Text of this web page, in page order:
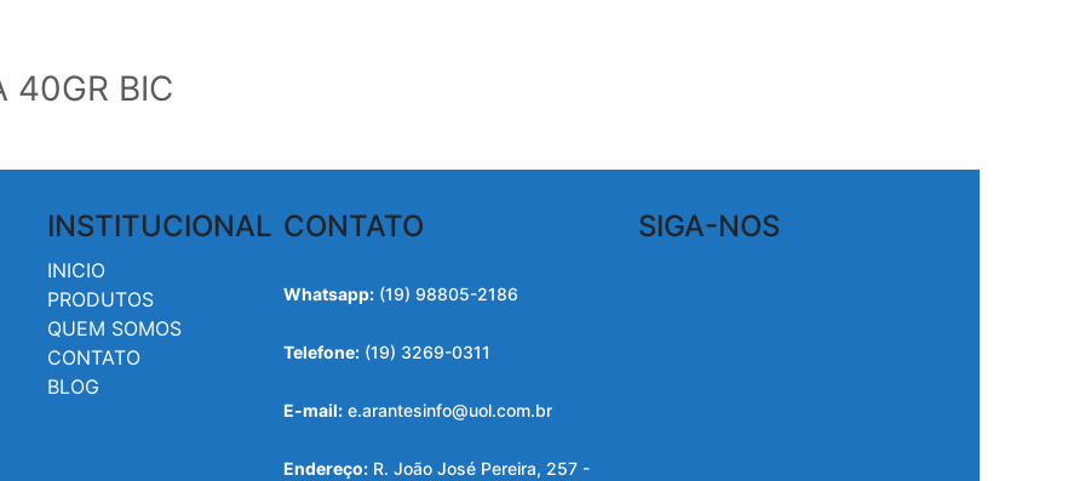
40GR BIC
INSTITUCIONAL
INICIO
PRODUTOS
QUEM SOMOS
CONTATO
BLOG
CONTATO
Whatsapp: (19) 98805-2186
Telefone: (19) 3269-0311
E-mail: e.arantesinfo@uol.com.br
Endereço: R. João José Pereira, 257 -
SIGA-NOS